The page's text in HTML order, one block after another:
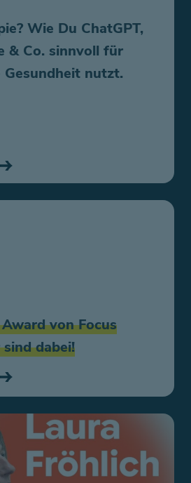
Wie Du ChatGPT,
& Co. sinnvoll für
Gesundheit nutzt.
von Focus
dabei!